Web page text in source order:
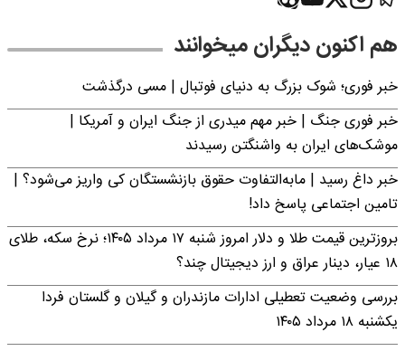
هم اکنون دیگران میخوانند
خبر فوری؛‌ شوک بزرگ به دنیای فوتبال | مسی درگذشت
خبر فوری جنگ | خبر مهم میدری از جنگ ایران و آمریکا |
موشک‌های ایران به واشنگتن رسیدند
خبر داغ رسید | مابه‌التفاوت حقوق بازنشستگان کی واریز می‌شود؟ |
تامین اجتماعی پاسخ داد!
بروزترین قیمت طلا و دلار امروز شنبه ۱۷ مرداد ۱۴۰۵؛ نرخ سکه، طلای
۱۸ عیار، دینار عراق و ارز دیجیتال چند؟
بررسی وضعیت تعطیلی ادارات مازندران و گیلان و گلستان فردا
یکشنبه ۱۸ مرداد ۱۴۰۵